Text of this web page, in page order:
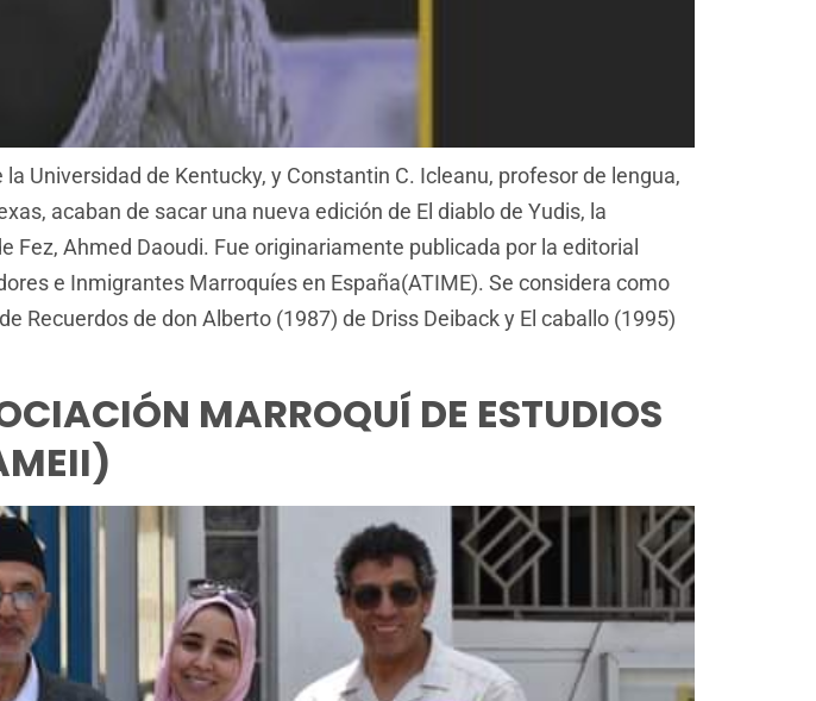
Universidad de Kentucky, y Constantin C. Icleanu, profesor de lengua,
acaban de sacar una nueva edición de El diablo de Yudis, la
Ahmed Daoudi. Fue originariamente publicada por la editorial
e Inmigrantes Marroquíes en España(ATIME). Se considera como
Recuerdos de don Alberto (1987) de Driss Deiback y El caballo (1995)
MARROQUÍ DE ESTUDIOS